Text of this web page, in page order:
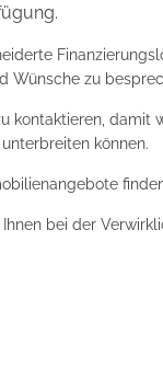
Wünsche zu
kontaktieren, damit
können.
bei der